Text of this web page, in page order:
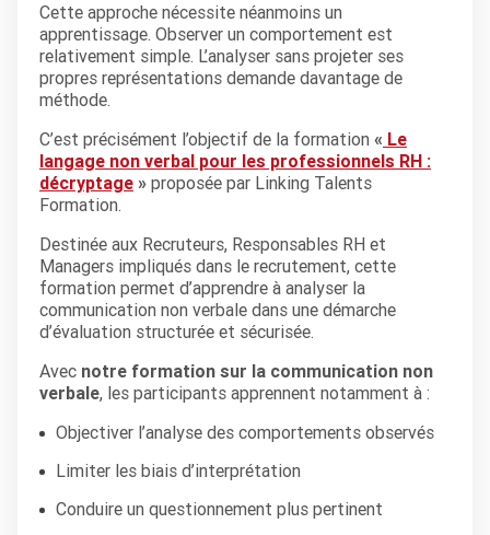
Cette approche nécessite néanmoins un
apprentissage. Observer un comportement est
relativement simple. L’analyser sans projeter ses
propres représentations demande davantage de
méthode.
C’est précisément l’objectif de la formation « Le
langage non verbal pour les professionnels RH :
décryptage » proposée par Linking Talents
Formation.
Destinée aux Recruteurs, Responsables RH et
Managers impliqués dans le recrutement, cette
formation permet d’apprendre à analyser la
communication non verbale dans une démarche
d’évaluation structurée et sécurisée.
Avec notre formation sur la communication non
verbale, les participants apprennent notamment à :
Objectiver l’analyse des comportements observés
Limiter les biais d’interprétation
Conduire un questionnement plus pertinent